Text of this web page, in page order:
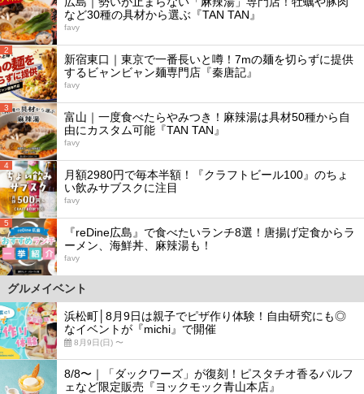
など30種の具材から選ぶ『TAN TAN』
favy
2
新宿東口｜東京で一番長いと噂！7mの麺を切らずに提供
するビャンビャン麺専門店『秦唐記』
favy
3
富山｜一度食べたらやみつき！麻辣湯は具材50種から自
由にカスタム可能『TAN TAN』
favy
4
月額2980円で毎本半額！『クラフトビール100』のちょ
い飲みサブスクに注目
favy
5
『reDine広島』で食べたいランチ8選！唐揚げ定食からラ
ーメン、海鮮丼、麻辣湯も！
favy
グルメイベント
浜松町│8月9日は親子でピザ作り体験！自由研究にも◎
なイベントが『michi』で開催
8月9日(日) 〜
8/8〜｜「ダックワーズ」が復刻！ピスタチオ香るパルフ
ェなど限定販売『ヨックモック青山本店』